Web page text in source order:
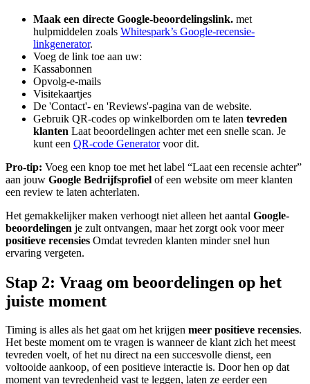
Maak een directe Google-beoordelingslink. met
hulpmiddelen zoals Whitespark’s Google-recensie-
linkgenerator.
Voeg de link toe aan uw:
Kassabonnen
Opvolg-e-mails
Visitekaartjes
De 'Contact'- en 'Reviews'-pagina van de website.
Gebruik QR-codes op winkelborden om te laten tevreden
klanten Laat beoordelingen achter met een snelle scan. Je
kunt een QR-code Generatorvoor dit.
Pro-tip: Voeg een knop toe met het label “Laat een recensie achter”
aan jouw Google Bedrijfsprofiel of een website om meer klanten
een review te laten achterlaten.
Het gemakkelijker maken verhoogt niet alleen het aantal Google-
beoordelingen je zult ontvangen, maar het zorgt ook voor meer
positieve recensies Omdat tevreden klanten minder snel hun
ervaring vergeten.
Stap 2: Vraag om beoordelingen op het
juiste moment
Timing is alles als het gaat om het krijgen meer positieve recensies.
Het beste moment om te vragen is wanneer de klant zich het meest
tevreden voelt, of het nu direct na een succesvolle dienst, een
voltooide aankoop, of een positieve interactie is. Door hen op dat
moment van tevredenheid vast te leggen, laten ze eerder een